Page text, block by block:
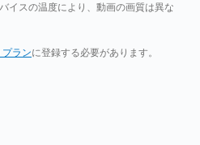
イスの温度により、動画の画質は異な
プランに登録する必要があります。